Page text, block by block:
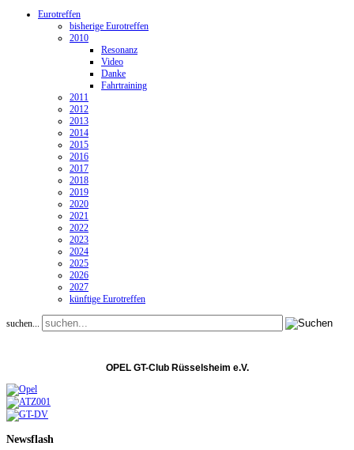
Eurotreffen
bisherige Eurotreffen
2010
Resonanz
Video
Danke
Fahrtraining
2011
2012
2013
2014
2015
2016
2017
2018
2019
2020
2021
2022
2023
2024
2025
2026
2027
künftige Eurotreffen
suchen...
OPEL GT-Club Rüsselsheim e.V.
Newsflash